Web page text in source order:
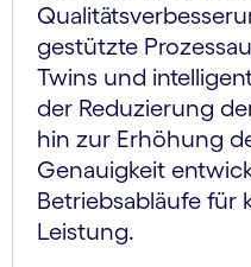
gestützte
Twins und
der Reduzierung
hin zur Erhöhung
Genauigkeit
Betriebsabläufe für
Leistung.